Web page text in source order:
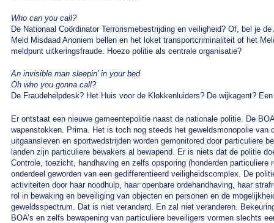
Who can you call?
De Nationaal Coördinator Terrorismebestrijding en veiligheid? Of, bel je
Meld Misdaad Anoniem bellen en het loket transportcriminaliteit of het
meldpunt uitkeringsfraude. Hoezo politie als centrale organisatie?
An invisible man sleepin’ in your bed
Oh who you gonna call?
De Fraudehelpdesk? Het Huis voor de Klokkenluiders? De wijkagent?
Er ontstaat een nieuwe gemeentepolitie naast de nationale politie. De
wapenstokken. Prima. Het is toch nog steeds het geweldsmonopolie van
uitgaansleven en sportwedstrijden worden gemonitored door particuliere
landen zijn particuliere bewakers al bewapend. Er is niets dat de politie
Controle, toezicht, handhaving en zelfs opsporing (honderden particuliere
onderdeel geworden van een gedifferentieerd veiligheidscomplex. De
activiteiten door haar noodhulp, haar openbare ordehandhaving, haar
rol in bewaking en beveiliging van objecten en personen en de
geweldsspectrum. Dat is niet veranderd. En zal niet veranderen.
BOA’s en zelfs bewapening van particuliere beveiligers vormen slechts